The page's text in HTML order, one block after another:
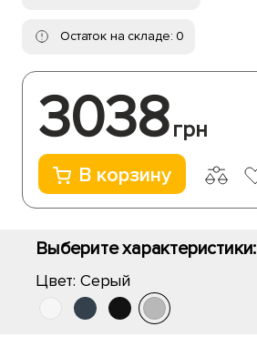
Остаток на складе: 0
3038грн
В корзину
Выберите характеристики:
Цвет: Серый